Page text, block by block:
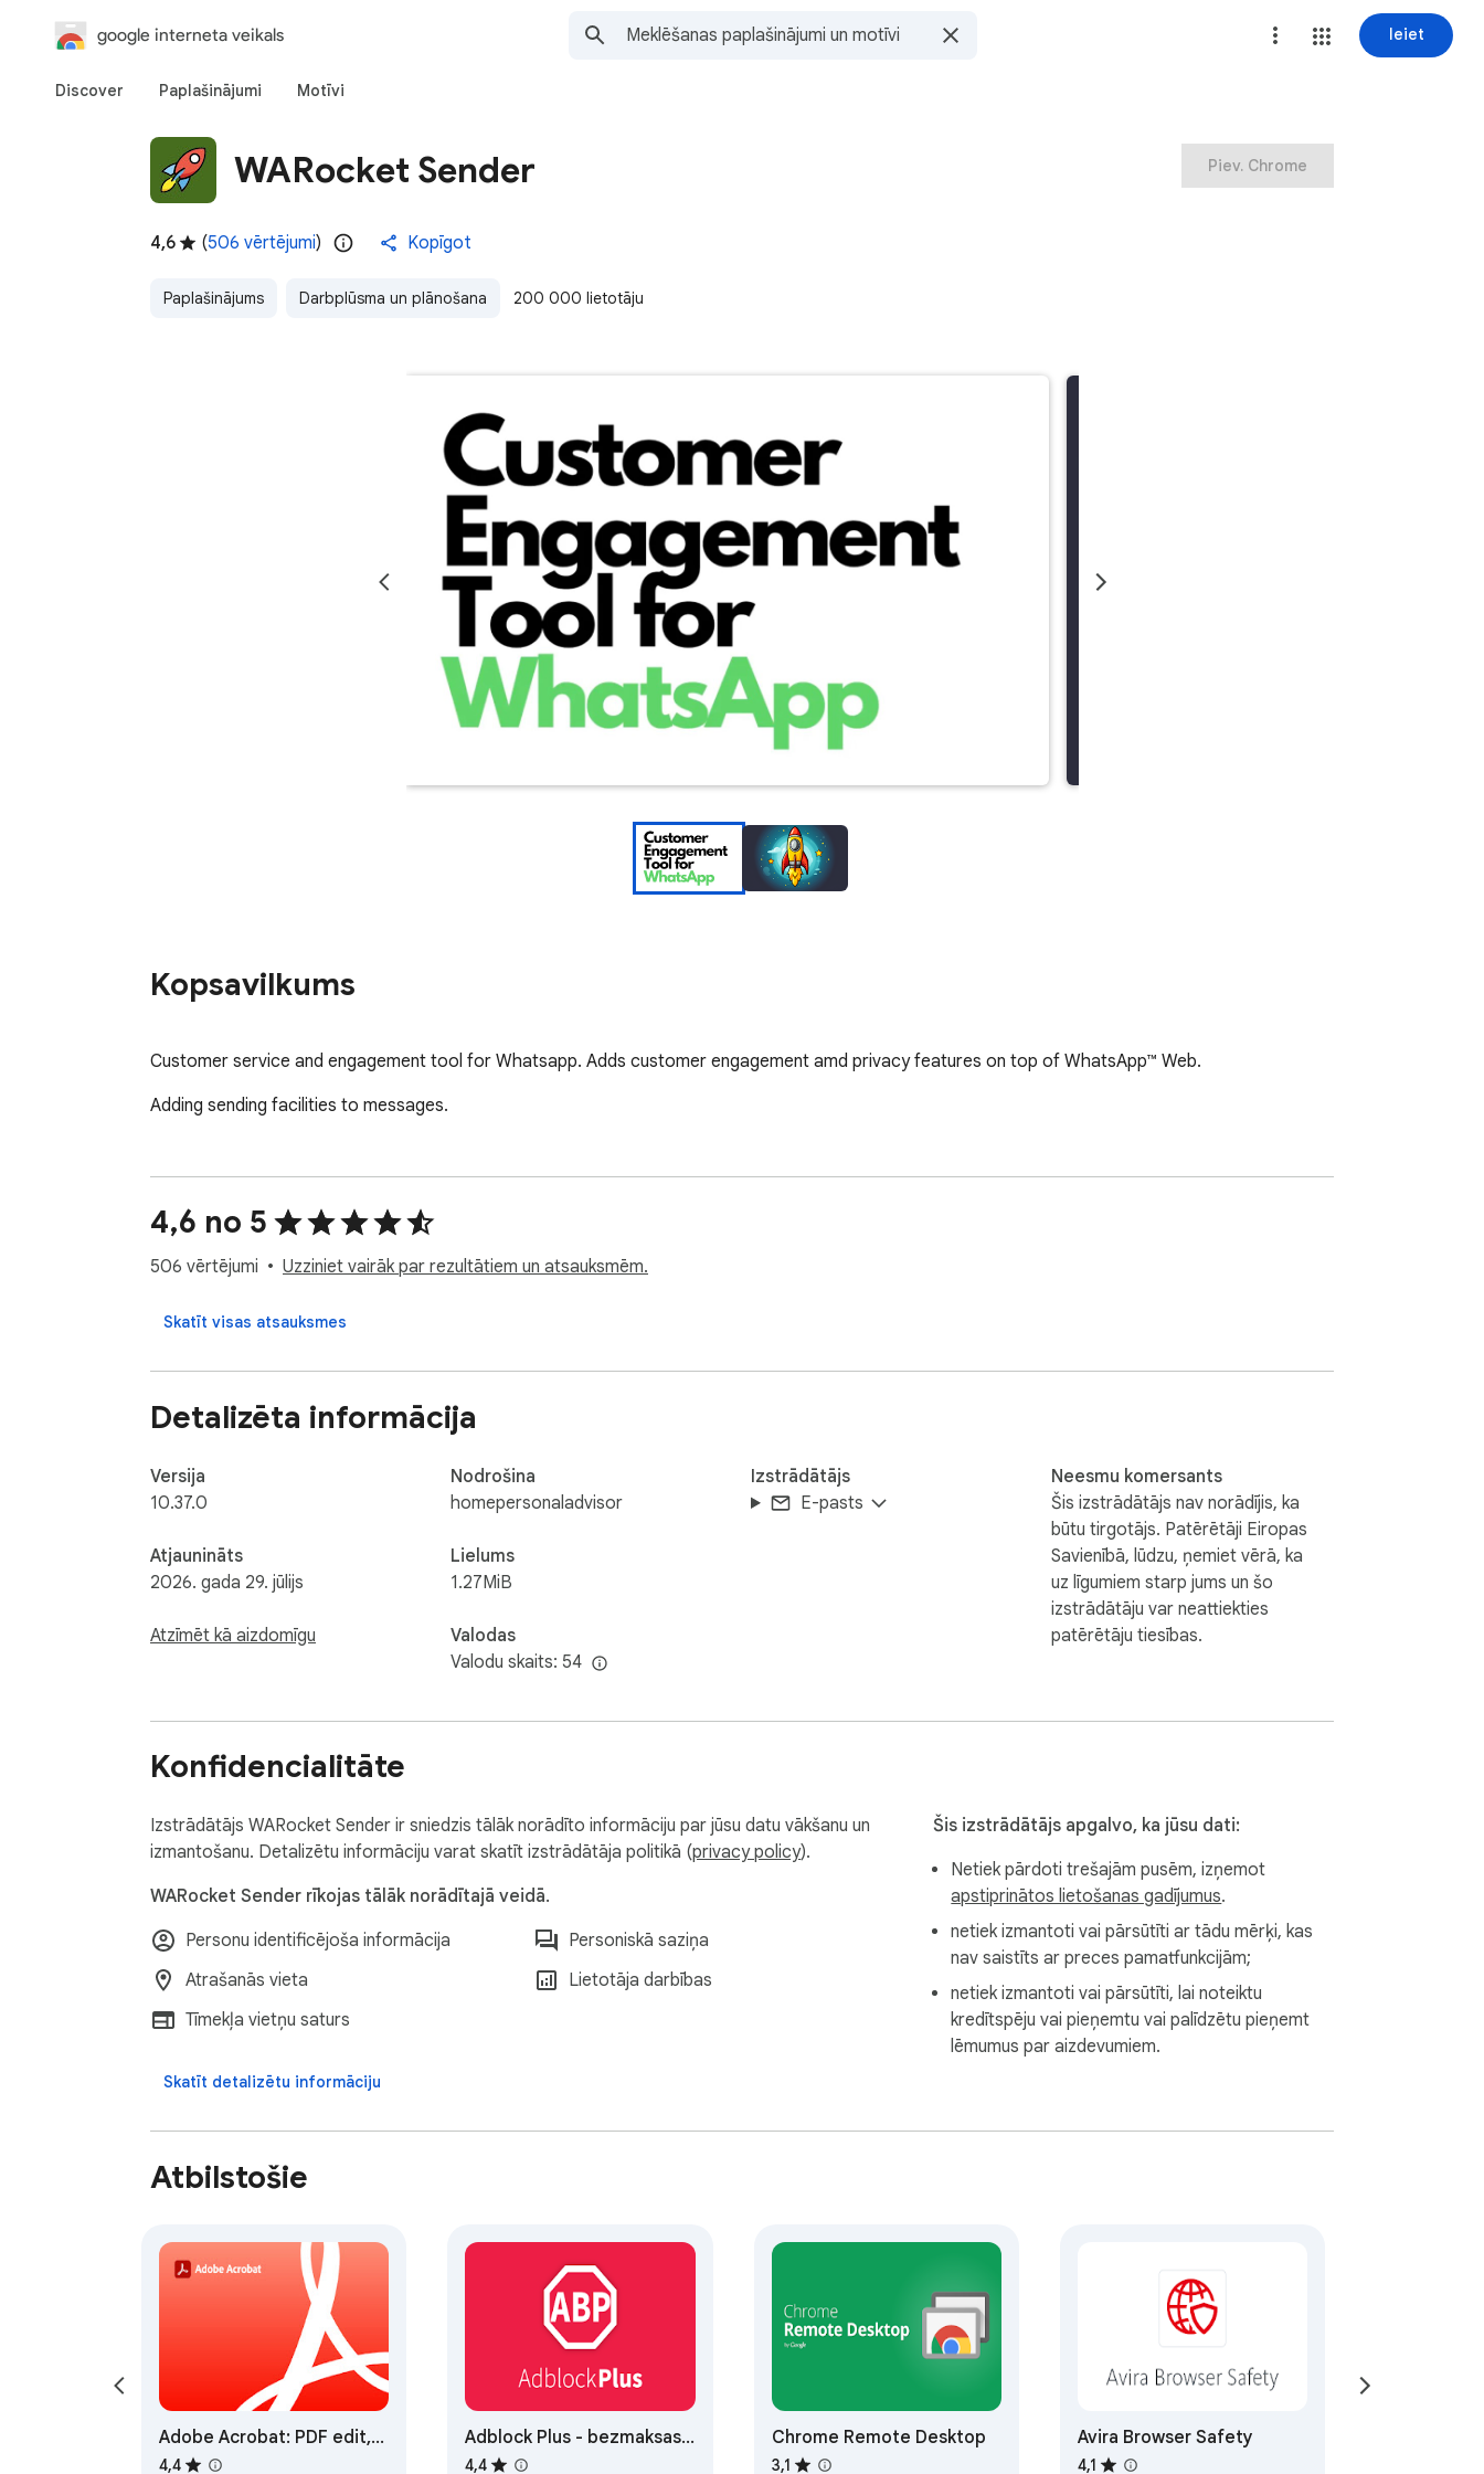
google interneta veikals Ieiet
Discover Paplašinājumi Motīvi
WARocket Sender
4,6 (506 vērtējumi) Kopīgot
Paplašinājums Darbplūsma un plānošana 200 000 lietotāju
Piev. Chrome
Kopsavilkums
Customer service and engagement tool for Whatsapp. Adds customer engagement amd privacy features on top of WhatsApp™ Web.
Adding sending facilities to messages.
4,6 no 5
506 vērtējumi Uzziniet vairāk par rezultātiem un atsauksmēm.
Skatīt visas atsauksmes
Detalizēta informācija
Versija
10.37.0
Atjaunināts
2026. gada 29. jūlijs
Atzīmēt kā aizdomīgu
Nodrošina
homepersonaladvisor
Lielums
1.27MiB
Valodas
Valodu skaits: 54
Izstrādātājs
E-pasts
Neesmu komersants
Šis izstrādātājs nav norādījis, ka
būtu tirgotājs. Patērētāji Eiropas
Savienībā, lūdzu, ņemiet vērā, ka
uz līgumiem starp jums un šo
izstrādātāju var neattiekties
patērētāju tiesības.
Konfidencialitāte
Izstrādātājs WARocket Sender ir sniedzis tālāk norādīto informāciju par jūsu datu vākšanu un
izmantošanu. Detalizētu informāciju varat skatīt izstrādātāja politikā (privacy policy).
WARocket Sender rīkojas tālāk norādītajā veidā.
Personu identificējoša informācija
Personiskā saziņa
Atrašanās vieta
Lietotāja darbības
Tīmekļa vietņu saturs
Skatīt detalizētu informāciju
Šis izstrādātājs apgalvo, ka jūsu dati:
Netiek pārdoti trešajām pusēm, izņemot
apstiprinātos lietošanas gadījumus.
netiek izmantoti vai pārsūtīti ar tādu mērķi, kas
nav saistīts ar preces pamatfunkcijām;
netiek izmantoti vai pārsūtīti, lai noteiktu
kredītspēju vai pieņemtu vai palīdzētu pieņemt
lēmumus par aizdevumiem.
Atbilstošie
Adobe Acrobat: PDF edit,
convert, sign tools
4,4
Adblock Plus - bezmaksas
reklāmbloķētājs
4,4
Chrome Remote Desktop
3,1
Avira Browser Safety
4,1